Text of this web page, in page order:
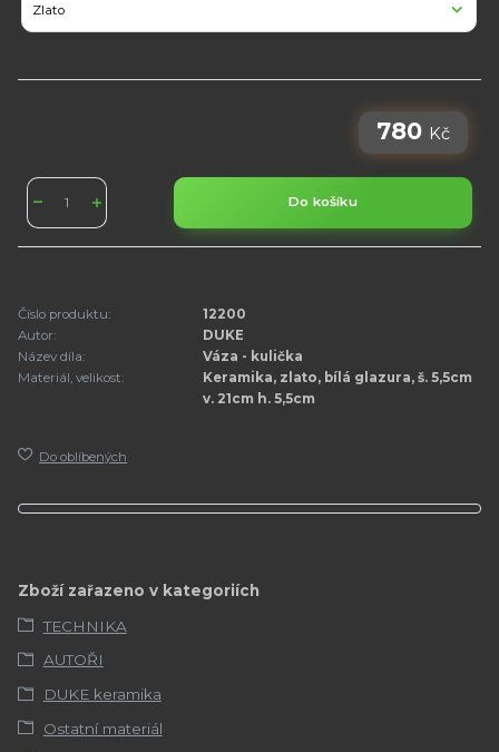
780 Kč
Do košíku
Číslo produktu:
12200
Autor:
DUKE
Název díla:
Váza - kulička
Materiál, velikost:
Keramika, zlato, bílá glazura, š. 5,5cm
v. 21cm h. 5,5cm
Do oblíbených
Zboží zařazeno v kategoriích
TECHNIKA
AUTOŘI
DUKE keramika
Ostatní materiál